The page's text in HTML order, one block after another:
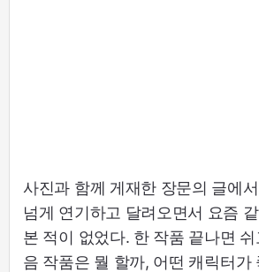
사진과 함께 게재한 장문의 글에
넘게 연기하고 달려오면서 요즘
본 적이 없었다. 한 작품 끝나면
음 작품은 뭘 할까, 어떤 캐릭터가